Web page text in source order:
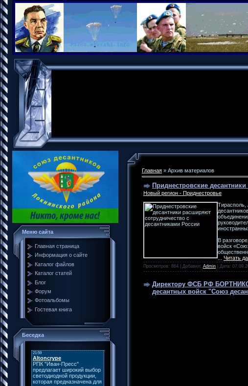
Меню сайта
Главная страница
Информация о сайте
Каталог файлов
Каталог статей
Блог
Форум
Фотоальбомы
Гостевая книга
Беседка
Главная » Архив материалов
Приднестровские
Новый регион - Приднестровье
Тирасполь,
В
войск
Читать
Просмотров: 864 | Добавил: Admin | Дата:
Директору ФСБ РФ
десантных войск "Союз